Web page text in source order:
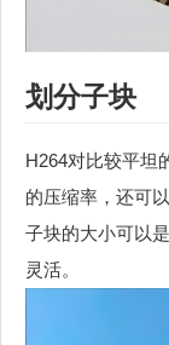
划分子块
H264对比较平坦
的压缩率，还可
子块的大小可以
灵活。